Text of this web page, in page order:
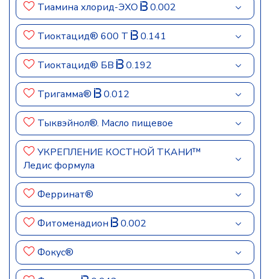
Тиамина хлорид-ЭХО 0.002
Тиоктацид® 600 Т 0.141
Тиоктацид® БВ 0.192
Тригамма® 0.012
Тыквэйнол®. Масло пищевое
УКРЕПЛЕНИЕ КОСТНОЙ ТКАНИ™
Ледис формула
Ферринат®
Фитоменадион 0.002
Фокус®